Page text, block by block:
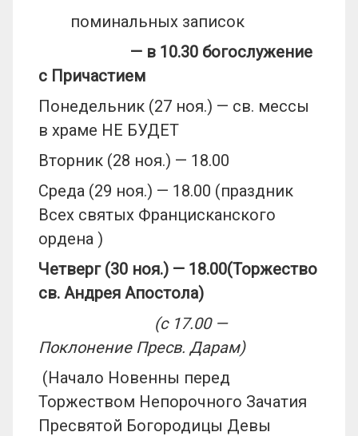
поминальных записок
— в 10.30 богослужение
с Причастием
Понедельник (27 ноя.) — св. мессы
в храме НЕ БУДЕТ
Вторник (28 ноя.) — 18.00
Среда (29 ноя.) — 18.00 (праздник
Всех святых Францисканского
ордена )
Четверг (30 ноя.) — 18.00(Торжество
св. Андрея Апостола)
(с 17.00 —
Поклонение Пресв. Дарам)
(Начало Новенны перед
Торжеством Непорочного Зачатия
Пресвятой Богородицы Девы